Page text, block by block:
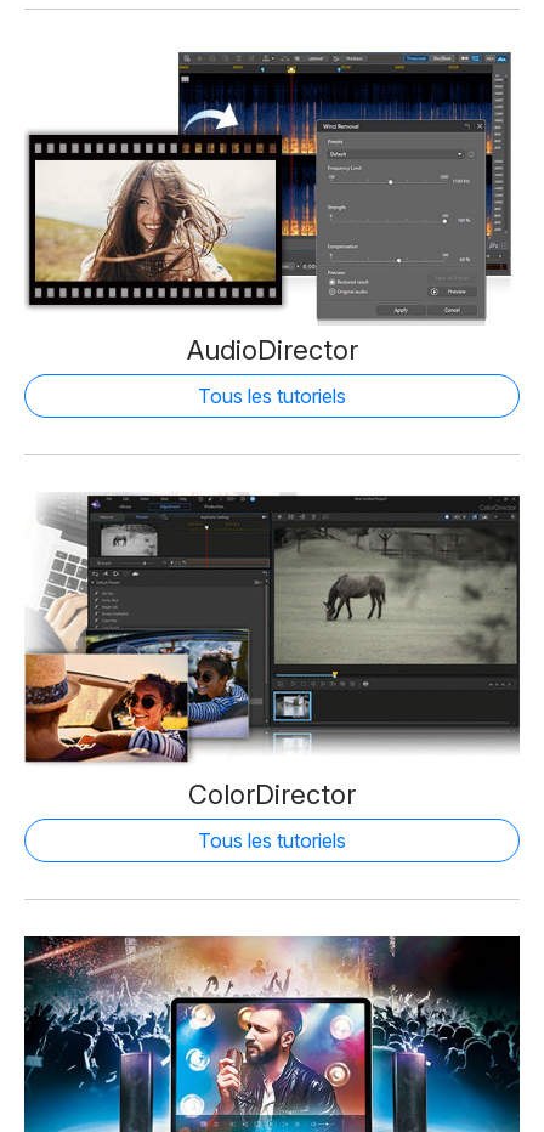
AudioDirector
Tous les tutoriels
ColorDirector
Tous les tutoriels